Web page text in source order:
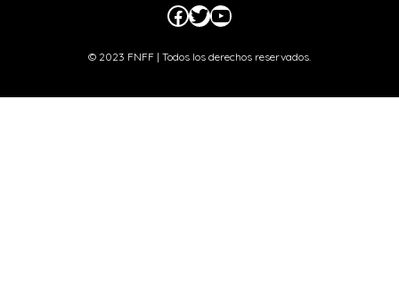
Facebook
Twitter
YouTube
© 2023 FNFF | Todos los derechos reservados.